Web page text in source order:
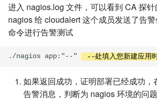
进入 nagios.log 文件，可以看到 CA 探
nagios 给 cloudalert 这个成员发送了告
命令进行告警测试
./nagios app:"--" --处填入您新建应用
如果返回成功，证明部署已经成功，
告警消息，判断为 nagios 环境的问题